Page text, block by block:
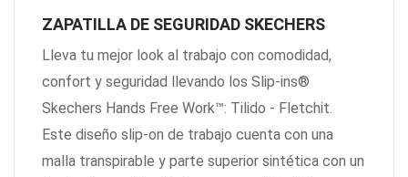
ZAPATILLA DE SEGURIDAD SKECHERS
Lleva tu mejor look al trabajo con comodidad,
confort y seguridad llevando los Slip-ins®
Skechers Hands Free Work™: Tilido - Fletchit.
Este diseño slip-on de trabajo cuenta con una
malla transpirable y parte superior sintética con un